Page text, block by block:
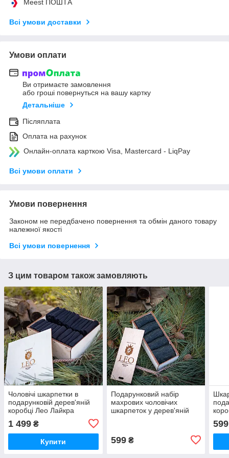
Meest ПОШТА
Всі умови доставки
Умови оплати
Ви отримаєте замовлення
або гроші повернуться на вашу картку
Детальніше
Післяплата
Оплата на рахунок
Онлайн-оплата карткою Visa, Mastercard - LiqPay
Всі умови оплати
Умови повернення
Законом не передбачено повернення та обмін даного товару
належної якості
Всі умови повернення
З цим товаром також замовляють
Чоловічі шкарпетки в
подарунковій дерев'яній
коробці Лео Лайкра
Преміум 24 пари розмір
40-46
1 499 ₴
Купити
Подарунковий набір
махрових чоловічих
шкарпеток у дерев'яній
599₴
599